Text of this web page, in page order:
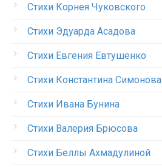
Стихи Корнея Чуковского
Стихи Эдуарда Асадова
Стихи Евгения Евтушенко
Стихи Константина Симонова
Стихи Ивана Бунина
Стихи Валерия Брюсова
Стихи Беллы Ахмадулиной